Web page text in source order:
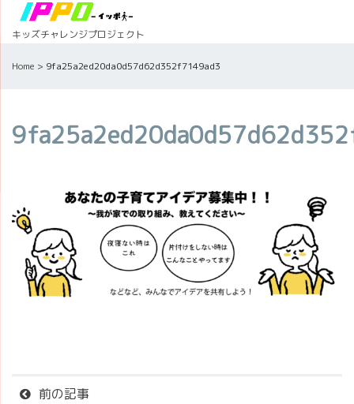
Skip
キッズチャレンジプロジェクト
Home > 9fa25a2ed20da0d57d62d352f7149ad3
前の記事